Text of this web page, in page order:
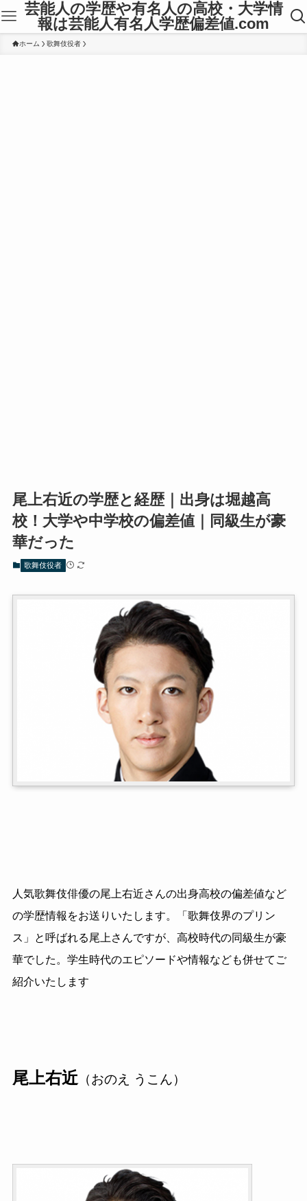
芸能人の学歴や有名人の高校・大学情
報は芸能人有名人学歴偏差値.com
ホーム 歌舞伎役者
尾上右近の学歴と経歴｜出身は堀越高
校！大学や中学校の偏差値｜同級生が豪
華だった
歌舞伎役者
人気歌舞伎俳優の尾上右近さんの出身高校の偏差値など
の学歴情報をお送りいたします。「歌舞伎界のプリン
ス」と呼ばれる尾上さんですが、高校時代の同級生が豪
華でした。学生時代のエピソードや情報なども併せてご
紹介いたします
尾上右近（おのえ うこん）